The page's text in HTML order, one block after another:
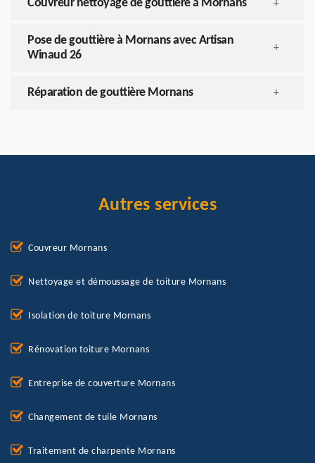
Couvreur nettoyage de gouttière à Mornans +
Pose de gouttière à Mornans avec Artisan
Winaud 26
+
Réparation de gouttière Mornans +
Autres services
Couvreur Mornans
Nettoyage et démoussage de toiture Mornans
Isolation de toiture Mornans
Rénovation toiture Mornans
Entreprise de couverture Mornans
Changement de tuile Mornans
Traitement de charpente Mornans